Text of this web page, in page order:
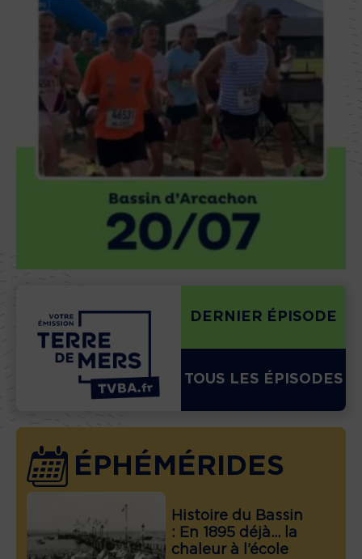
DERNIER ÉPISODE
TOUS LES ÉPISODES
ÉPHÉMÉRIDES
Histoire du Bassin
: En 1895 déjà… la
chaleur à l’école